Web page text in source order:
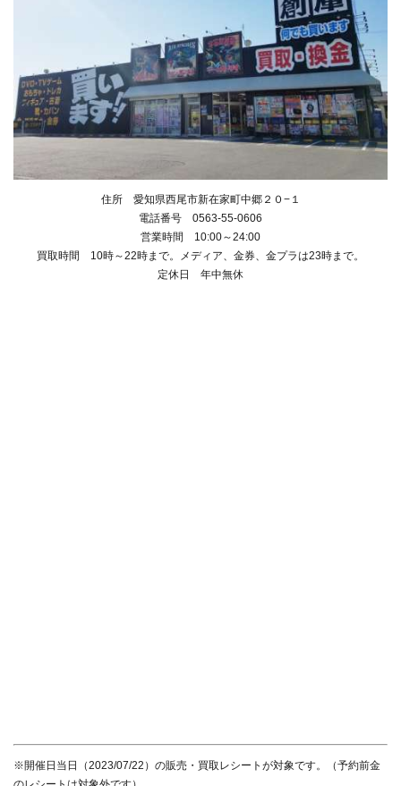
住所 愛知県西尾市新在家町中郷２０−１
電話番号 0563-55-0606
営業時間 10:00～24:00
買取時間 10時～22時まで。メディア、金券、金プラは23時まで。
定休日 年中無休
※開催日当日（2023/07/22）の販売・買取レシートが対象です。（予約前金